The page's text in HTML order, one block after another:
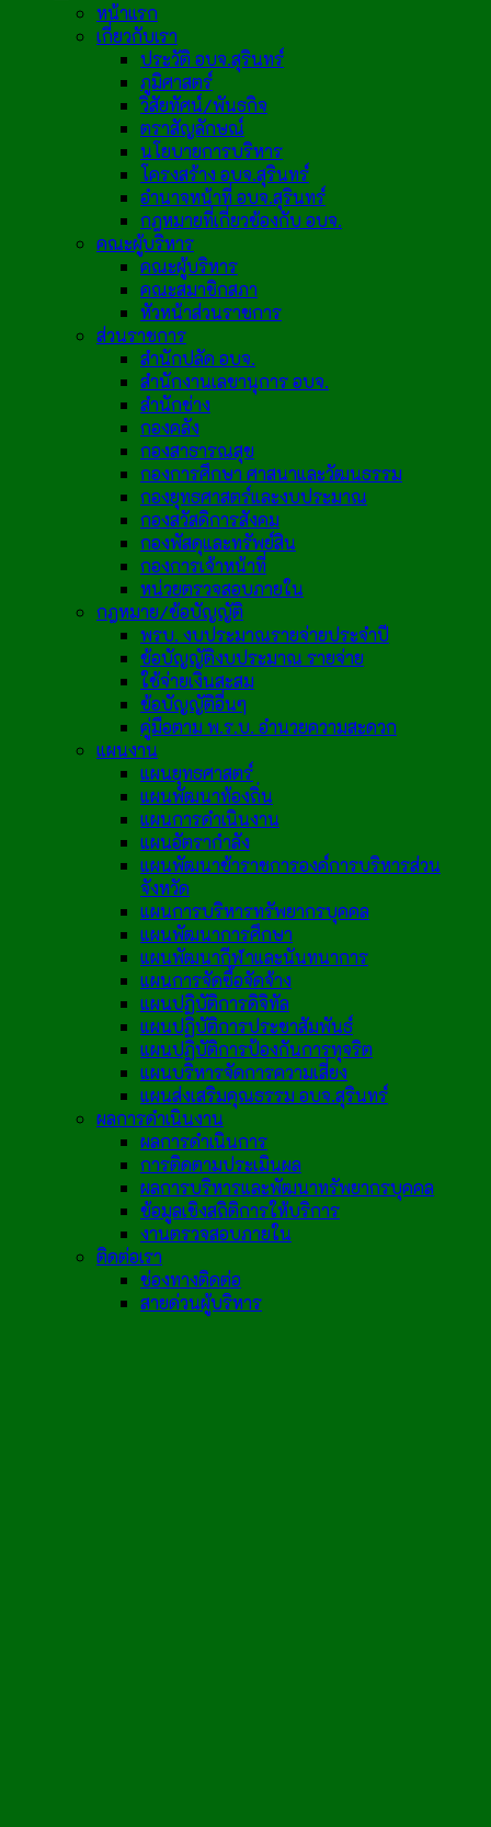
หน้าแรก
เกี่ยวกับเรา
ประวัติ อบจ.สุรินทร์
ภูมิศาสตร์
วิสัยทัศน์/พันธกิจ
ตราสัญลักษณ์
นโยบายการบริหาร
โครงสร้าง อบจ.สุรินทร์
อำนาจหน้าที่ อบจ.สุรินทร์
กฎหมายที่เกี่ยวข้องกับ อบจ.
คณะผู้บริหาร
คณะผู้บริหาร
คณะสมาชิกสภา
หัวหน้าส่วนราชการ
ส่วนราชการ
สำนักปลัด อบจ.
สำนักงานเลขานุการ อบจ.
สำนักช่าง
กองคลัง
กองสาธารณสุข
กองการศึกษา ศาสนาและวัฒนธรรม
กองยุทธศาสตร์และงบประมาณ
กองสวัสดิการสังคม
กองพัสดุและทรัพย์สิน
กองการเจ้าหน้าที่
หน่วยตรวจสอบภายใน
กฎหมาย/ข้อบัญญัติ
พรบ. งบประมาณรายจ่ายประจำปี
ข้อบัญญัติงบประมาณ รายจ่าย
ใช้จ่ายเงินสะสม
ข้อบัญญัติอื่นๆ
คู่มือตาม พ.ร.บ. อำนวยความสะดวก
แผนงาน
แผนยุทธศาสตร์
แผนพัฒนาท้องถิ่น
แผนการดำเนินงาน
แผนอัตรากำลัง
แผนพัฒนาข้าราชการองค์การบริหารส่วน
จังหวัด
แผนการบริหารทรัพยากรบุคคล
แผนพัฒนาการศึกษา
แผนพัฒนากีฬาและนันทนาการ
แผนการจัดซื้อจัดจ้าง
แผนปฏิบัติการดิจิทัล
แผนปฏิบัติการประชาสัมพันธ์
แผนปฏิบัติการป้องกันการทุจริต
แผนบริหารจัดการความเสี่ยง
แผนส่งเสริมคุณธรรม อบจ.สุรินทร์
ผลการดำเนินงาน
ผลการดำเนินการ
การติดตามประเมินผล
ผลการบริหารและพัฒนาทรัพยากรบุคคล
ข้อมูลเชิงสถิติการให้บริการ
งานตรวจสอบภายใน
ติดต่อเรา
ช่องทางติดต่อ
สายด่วนผู้บริหาร